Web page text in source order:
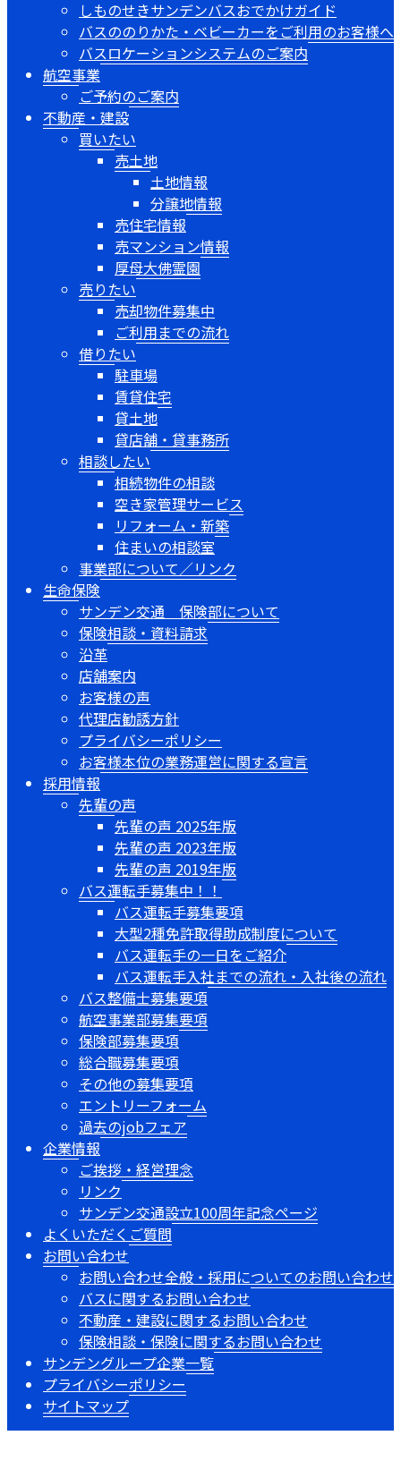
しものせきサンデンバスおでかけガイド
バスののりかた・ベビーカーをご利用のお客様へ
バスロケーションシステムのご案内
航空事業
ご予約のご案内
不動産・建設
買いたい
売土地
土地情報
分譲地情報
売住宅情報
売マンション情報
厚母大佛霊園
売りたい
売却物件募集中
ご利用までの流れ
借りたい
駐車場
賃貸住宅
貸土地
貸店舗・貸事務所
相談したい
相続物件の相談
空き家管理サービス
リフォーム・新築
住まいの相談室
事業部について／リンク
生命保険
サンデン交通 保険部について
保険相談・資料請求
沿革
店舗案内
お客様の声
代理店勧誘方針
プライバシーポリシー
お客様本位の業務運営に関する宣言
採用情報
先輩の声
先輩の声 2025年版
先輩の声 2023年版
先輩の声 2019年版
バス運転手募集中！！
バス運転手募集要項
大型2種免許取得助成制度について
バス運転手の一日をご紹介
バス運転手入社までの流れ・入社後の流れ
バス整備士募集要項
航空事業部募集要項
保険部募集要項
総合職募集要項
その他の募集要項
エントリーフォーム
過去のjobフェア
企業情報
ご挨拶・経営理念
リンク
サンデン交通設立100周年記念ページ
よくいただくご質問
お問い合わせ
お問い合わせ全般・採用についてのお問い合わせ
バスに関するお問い合わせ
不動産・建設に関するお問い合わせ
保険相談・保険に関するお問い合わせ
サンデングループ企業一覧
プライバシーポリシー
サイトマップ